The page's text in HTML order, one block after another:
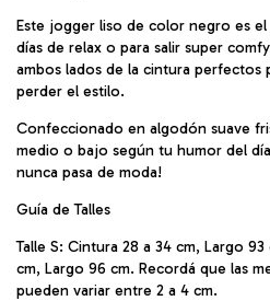
Este jogger liso de color negro es
días de relax o para salir super
ambos lados de la cintura perfectos
perder el estilo.
Confeccionado en algodón suave
medio o bajo según tu humor del
nunca pasa de moda!
Guía de Talles
Talle S: Cintura 28 a 34 cm, Largo
cm, Largo 96 cm. Recordá que las
pueden variar entre 2 a 4 cm.